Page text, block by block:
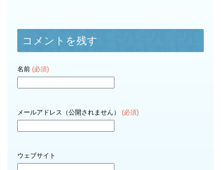
コメントを残す
名前 (必須)
メールアドレス（公開されません） (必須)
ウェブサイト